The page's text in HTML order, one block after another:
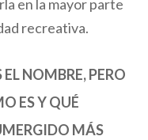
en la mayor parte
recreativa.
NOMBRE, PERO
ES Y QUÉ
MÁS